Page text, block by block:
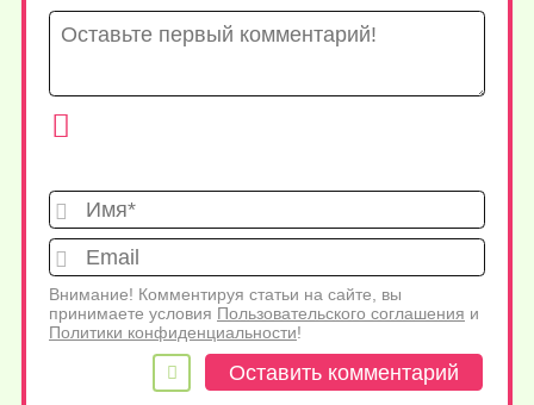
Имя*
Внимание! Комментируя статьи на сайте, вы
принимаете условия Пользовательского соглашения и
Политики конфиденциальности!